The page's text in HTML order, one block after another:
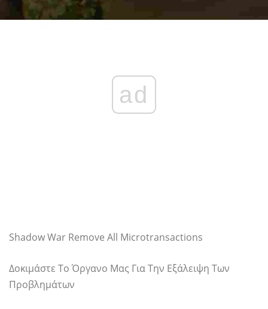
ad
Shadow War Remove All Microtransactions
Δοκιμάστε Το Όργανο Μας Για Την Εξάλειψη Των
Προβλημάτων